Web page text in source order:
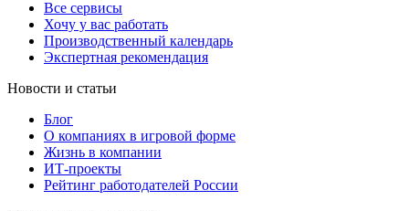
Все сервисы
Хочу у вас работать
Производственный календарь
Экспертная рекомендация
Новости и статьи
Блог
О компаниях в игровой форме
Жизнь в компании
ИТ-проекты
Рейтинг работодателей России